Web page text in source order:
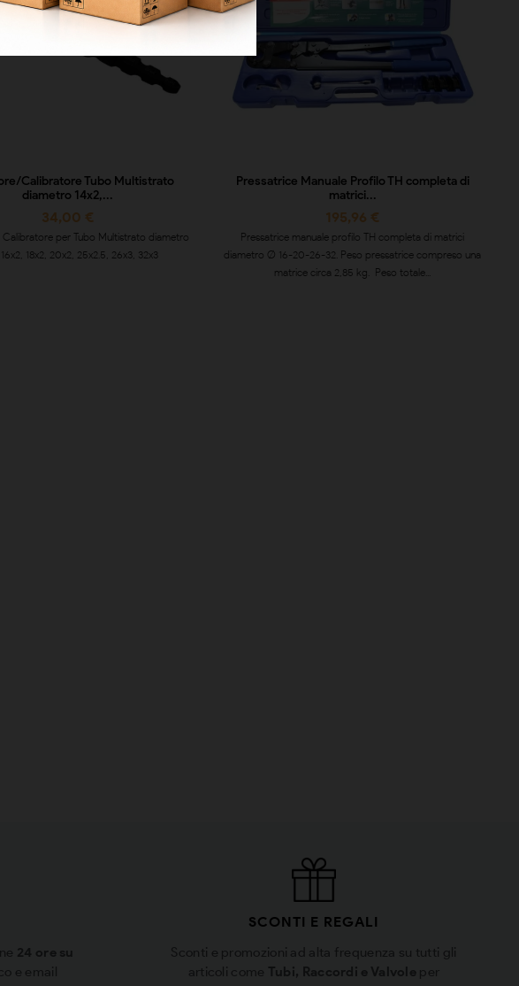
Calibratore Tubo Multistrato
diametro 14x2,...
34,00 €
per Tubo Multistrato diametro
16x2, 18x2, 20x2, 25x2.5, 26x3, 32x3
Pressatrice Manuale Profilo TH completa di
matrici...
195,96 €
Pressatrice manuale profilo TH completa di matrici
diametro Ø 16-20-26-32. Peso pressatrice compreso una
matrice circa 2,85 kg. Peso totale...
24 ore su
e email
SCONTI E REGALI
Sconti e promozioni ad alta frequenza su tutti gli
articoli come Tubi, Raccordi e Valvole per